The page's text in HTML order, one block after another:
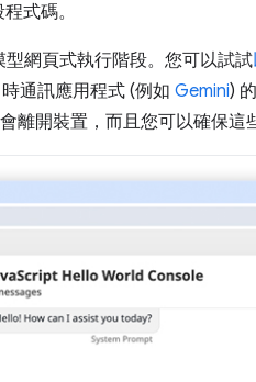
式碼。
網頁式執行階段。您可以試試
通訊應用程式 (例如 Gemini)
離開裝置，而且您可以確保這